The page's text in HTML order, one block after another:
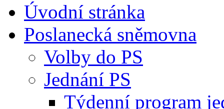
Úvodní stránka
Poslanecká sněmovna
Volby do PS
Jednání PS
Týdenní program